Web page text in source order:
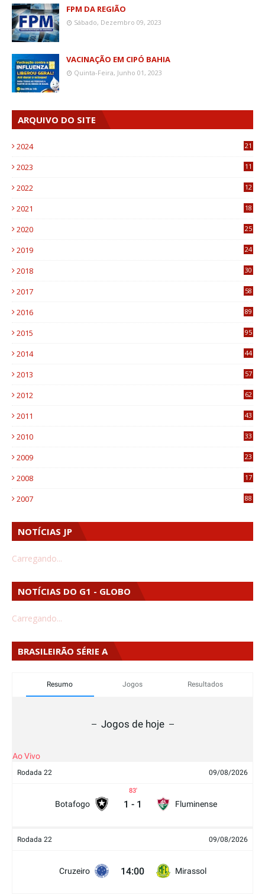
FPM DA REGIÃO
Sábado, Dezembro 09, 2023
VACINAÇÃO EM CIPÓ BAHIA
Quinta-Feira, Junho 01, 2023
ARQUIVO DO SITE
2024 21
2023
11
2022
12
2021
18
2020
25
2019
24
2018
30
2017
58
2016
89
2015
95
2014
44
2013
57
2012
62
2011
43
2010
33
2009
23
2008
17
2007 88
NOTÍCIAS JP
Carregando...
NOTÍCIAS DO G1 - GLOBO
Carregando...
BRASILEIRÃO SÉRIE A
Resumo Jogos Resultados
Jogos de hoje
Ao Vivo
Rodada 22 09/08/2026
Botafogo
83
1 - 1 Fluminense
Rodada 22 09/08/2026
Cruzeiro 14:00 Mirassol